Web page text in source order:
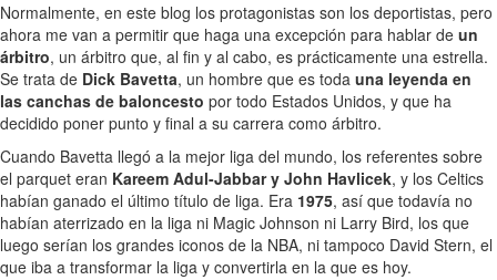
Normalmente, en este blog los protagonistas son los deportistas, pero
ahora me van a permitir que haga una excepción para hablar de un
árbitro, un árbitro que, al fin y al cabo, es prácticamente una estrella.
Se trata de Dick Bavetta, un hombre que es toda una leyenda en
las canchas de baloncesto por todo Estados Unidos, y que ha
decidido poner punto y final a su carrera como árbitro.
Cuando Bavetta llegó a la mejor liga del mundo, los referentes sobre
el parquet eran Kareem Adul-Jabbar y John Havlicek, y los Celtics
habían ganado el último título de liga. Era 1975, así que todavía no
habían aterrizado en la liga ni Magic Johnson ni Larry Bird, los que
luego serían los grandes iconos de la NBA, ni tampoco David Stern, el
que iba a transformar la liga y convertirla en la que es hoy.